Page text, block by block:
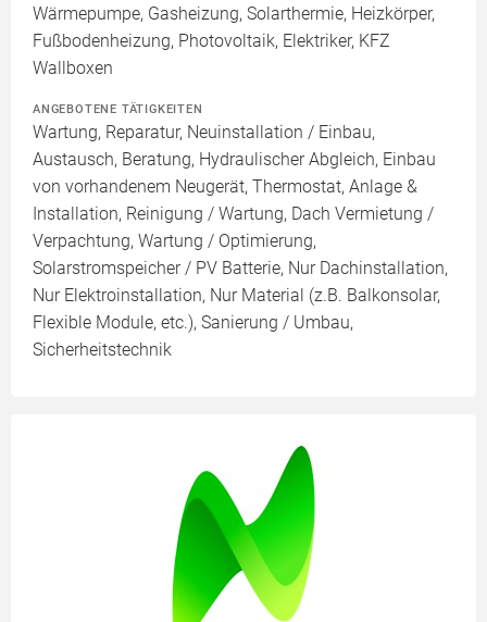
Wärmepumpe, Gasheizung, Solarthermie, Heizkörper,
Fußbodenheizung, Photovoltaik, Elektriker, KFZ
Wallboxen
ANGEBOTENE TÄTIGKEITEN
Wartung, Reparatur, Neuinstallation / Einbau,
Austausch, Beratung, Hydraulischer Abgleich, Einbau
von vorhandenem Neugerät, Thermostat, Anlage &
Installation, Reinigung / Wartung, Dach Vermietung /
Verpachtung, Wartung / Optimierung,
Solarstromspeicher / PV Batterie, Nur Dachinstallation,
Nur Elektroinstallation, Nur Material (z.B. Balkonsolar,
Flexible Module, etc.), Sanierung / Umbau,
Sicherheitstechnik